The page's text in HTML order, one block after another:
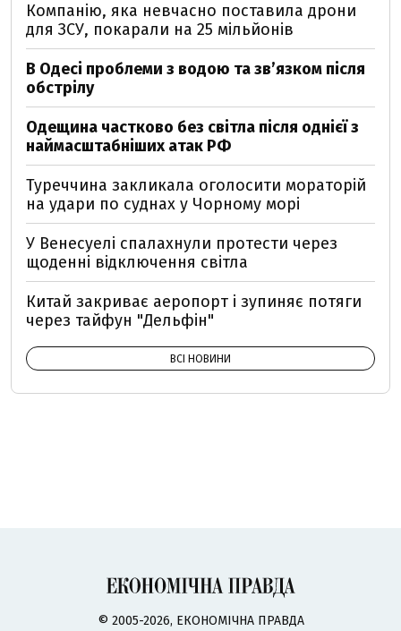
Компанію, яка невчасно поставила дрони
для ЗСУ, покарали на 25 мільйонів
В Одесі проблеми з водою та звʼязком після
обстрілу
Одещина частково без світла після однієї з
наймасштабніших атак РФ
Туреччина закликала оголосити мораторій
на удари по суднах у Чорному морі
У Венесуелі спалахнули протести через
щоденні відключення світла
Китай закриває аеропорт і зупиняє потяги
через тайфун "Дельфін"
ВСІ НОВИНИ
© 2005-2026, ЕКОНОМІЧНА ПРАВДА